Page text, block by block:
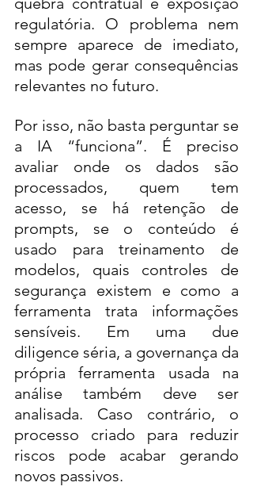
regulatória. O problema nem
sempre aparece de imediato,
mas pode gerar consequências
relevantes no futuro.
Por isso, não basta perguntar se
a IA “funciona”. É preciso
avaliar onde os dados são
processados, quem tem
acesso, se há retenção de
prompts, se o conteúdo é
usado para treinamento de
modelos, quais controles de
segurança existem e como a
ferramenta trata informações
sensíveis. Em uma due
diligence séria, a governança da
própria ferramenta usada na
análise também deve ser
analisada. Caso contrário, o
processo criado para reduzir
riscos pode acabar gerando
novos passivos.